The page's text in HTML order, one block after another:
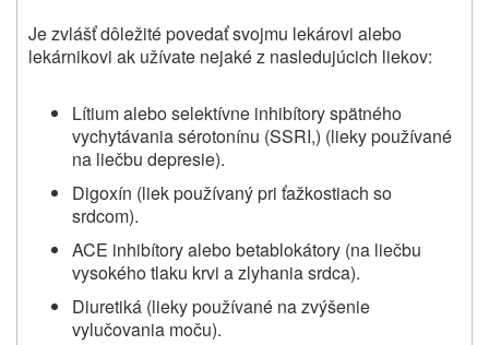
Je zvlášť dôležité povedať svojmu lekárovi alebo
lekárnikovi ak užívate nejaké z nasledujúcich liekov:
Lítium alebo selektívne inhibítory spätného
vychytávania sérotonínu (SSRI,) (lieky používané
na liečbu depresie).
Digoxín (liek používaný pri ťažkostiach so
srdcom).
ACE inhibítory alebo betablokátory (na liečbu
vysokého tlaku krvi a zlyhania srdca).
Diuretiká (lieky používané na zvýšenie
vylučovania moču).